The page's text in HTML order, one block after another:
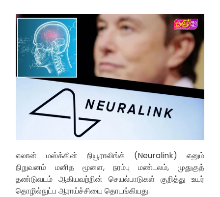
எலான் மஸ்க்கின் நியூராலிங்க் (Neuralink) எனும்
நிறுவனம் மனித மூளை, நரம்பு மண்டலம், முதுகுத்
தண்டுவடம் ஆகியவற்றின் செயல்பாடுகள் குறித்து உயர்
தொழில்நுட்ப ஆராய்ச்சியை தொடங்கியது.